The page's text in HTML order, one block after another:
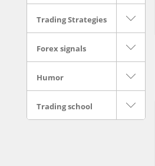
Trading Strategies
Forex signals
Humor
Trading school